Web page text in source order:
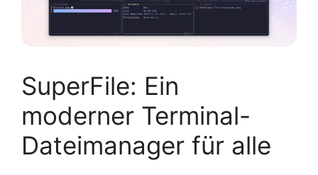
SuperFile: Ein
moderner Terminal-
Dateimanager für alle